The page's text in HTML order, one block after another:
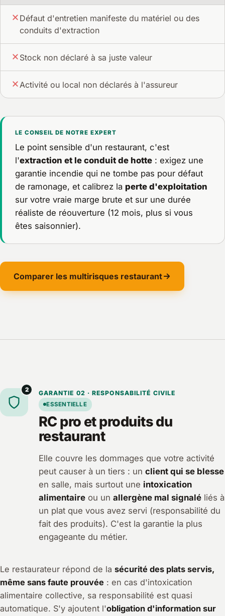
Défaut d'entretien manifeste du matériel ou des
conduits d'extraction
Stock non déclaré à sa juste valeur
Activité ou local non déclarés à l'assureur
LE CONSEIL DE NOTRE EXPERT
Le point sensible d'un restaurant, c'est
l'extraction et le conduit de hotte: exigez une
garantie incendie qui ne tombe pas pour défaut
de ramonage, et calibrez la perte d'exploitation
sur votre vraie marge brute et sur une durée
réaliste de réouverture (12 mois, plus si vous
êtes saisonnier).
Comparer les multirisques restaurant
2 GARANTIE 02 · RESPONSABILITÉ CIVILE
ESSENTIELLE
RC pro et produits du
restaurant
Elle couvre les dommages que votre activité
peut causer à un tiers : un client qui se blesse
en salle, mais surtout une intoxication
alimentaireou un allergène mal signaléliés à
un plat que vous avez servi (responsabilité du
fait des produits). C'est la garantie la plus
engageante du métier.
Le restaurateur répond de la sécurité des plats servis,
même sans faute prouvée : en cas d'intoxication
alimentaire collective, sa responsabilité est quasi
automatique. S'y ajoutent l'obligation d'information sur